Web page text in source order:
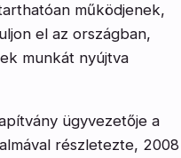
működjenek,
el az országban,
munkát nyújtva
ügyvezetője a
részletezte, 2008